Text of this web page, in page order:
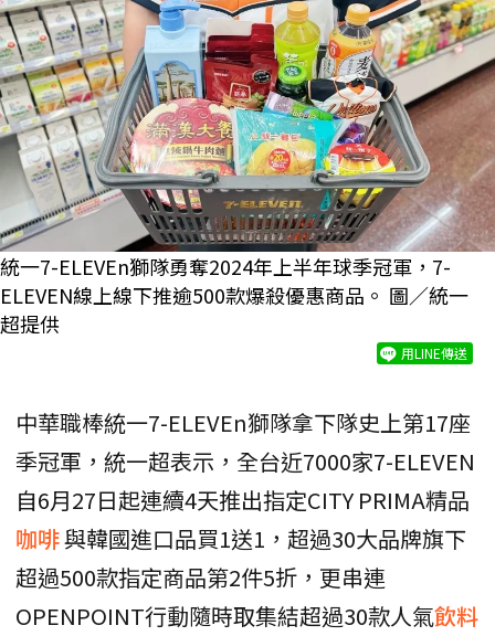
統一7-ELEVEn獅隊勇奪2024年上半年球季冠軍，7-
ELEVEN線上線下推逾500款爆殺優惠商品。 圖／統一
超提供
用LINE傳送
中華職棒統一7-ELEVEn獅隊拿下隊史上第17座
季冠軍，統一超表示，全台近7000家7-ELEVEN
自6月27日起連續4天推出指定CITY PRIMA精品
咖啡與韓國進口品買1送1，超過30大品牌旗下
超過500款指定商品第2件5折，更串連
OPENPOINT行動隨時取集結超過30款人氣飲料